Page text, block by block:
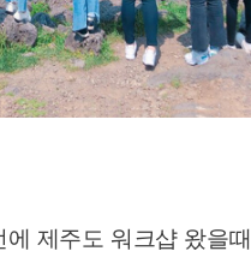
에 제주도 워크샵 왔을때